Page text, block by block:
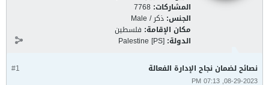
المشاركات: 7768
الجنس: ذكر / Male
مكان الإقامة: فلسطين
الدولة: Palestine [PS]
#1 نصائح لضمان نجاح الإدارة الفعالة
08-29-2023, 07:13 PM